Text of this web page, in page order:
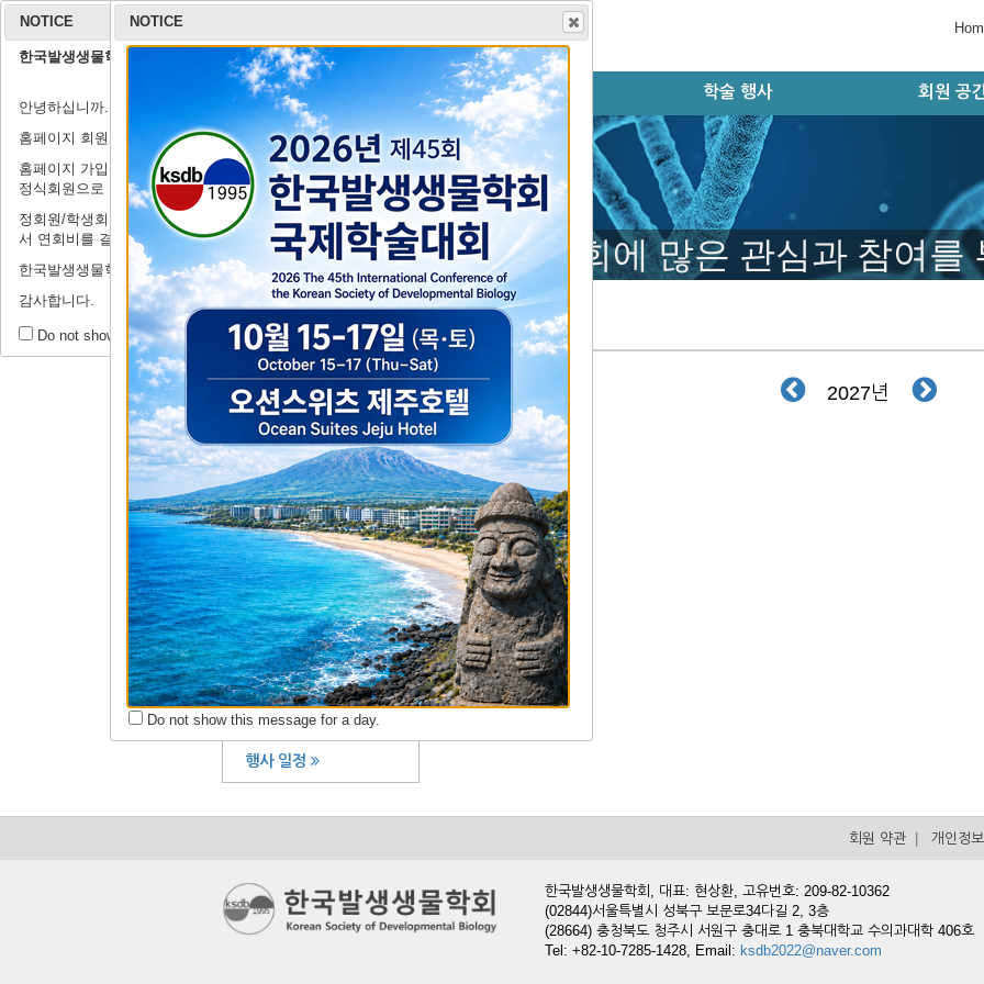
학회 소개
회장 인사말
학회 연혁
학회 회칙
연구윤리규정
임원 명단
학회지
학술지 홈페이지
편집위원회
논문 검색
투고 규정
출판 윤리 규정
논문 투고
학술 행사
학술대회 안내
모시는 글
학술대회 오시는 길
학술대회 초록 제출
등록 및 결제시스템
초록 및 등록 확인
학술대회 연혁
학술대회 자료실
행사 일정
회원 공
제44회 정기학술대회에 많은 관심과 참여를
학술 행사
학술대회 안내
모시는 글
학술대회 오시는 길
학술대회 초록 제출
등록 및 결제시스템
초록 및 등록 확인
학술대회 연혁
학술대회 자료실
행사 일정
행사 일정
2027년
회원 약관 개인정
한국발생생물학회, 대표: 현상환, 고유번호: 209-82-10362
(02844)서울특별시 성북구 보문로34다길 2, 3층
(28664) 충청북도 청주시 서원구 충대로 1 충북대학교 수의과대학 406호
Tel: +82-10-7285-1428, Email: ksdb2022@naver.com
NOTICE
한국발생생물학회 홈페이지 회원가입 안내
안녕하십니까.
홈페이지 회원가입 관련하여 안내드립니다.
홈페이지 가입은 정식회원이 되기 전의 절차로, '연회비'를 납부하셔야
정식회원으로 인정받으실 수 있습니다.
정회원/학생회원이 되기 위해서는 '학술행사'→'등록 및 결제시스템'에
서 연회비를 결제해주시기를 부탁드립니다.
한국발생생물학회에 많은 관심과 지원을 부탁드립니다.
감사합니다.
Do not show this message for a day.
NOTICE
Do not show this message for a day.